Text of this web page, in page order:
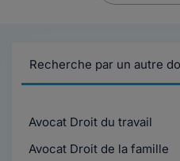
Recherche par un autre
Avocat Droit du travail
Avocat Droit de la famille